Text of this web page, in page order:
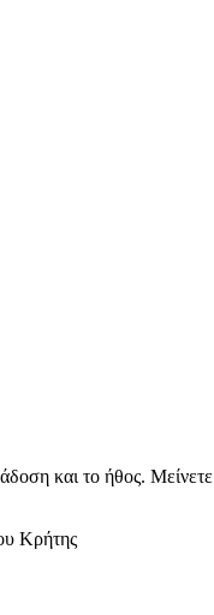
και το ήθος.
Κρήτης